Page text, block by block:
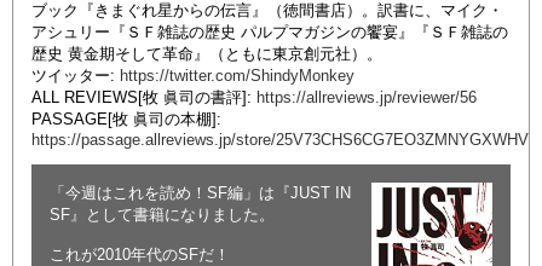
ブック『きまぐれ星からの伝言』（徳間書店）。訳書に、マイク・
アシュリー『ＳＦ雑誌の歴史 パルプマガジンの饗宴』『ＳＦ雑誌の
歴史 黄金期そして革命』（ともに東京創元社）。
ツイッター: https://twitter.com/ShindyMonkey
ALL REVIEWS[牧 眞司の書評]: https://allreviews.jp/reviewer/56
PASSAGE[牧 眞司の本棚]:
https://passage.allreviews.jp/store/25V73CHS6CG7EO3ZMNYGXWHV
「今週はこれを読め！SF編」は『JUST IN
SF』として書籍になりました。
これが2010年代のSFだ！